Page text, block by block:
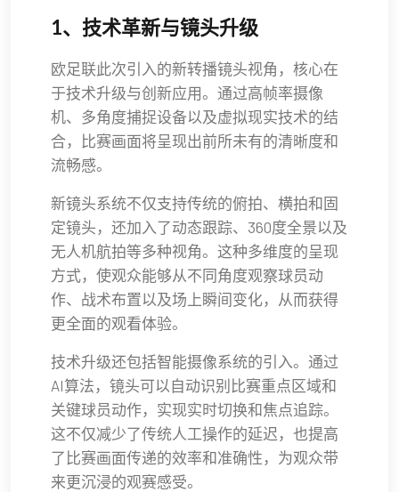
1、技术革新与镜头升级
欧足联此次引入的新转播镜头视角，核心在
于技术升级与创新应用。通过高帧率摄像
机、多角度捕捉设备以及虚拟现实技术的结
合，比赛画面将呈现出前所未有的清晰度和
流畅感。
新镜头系统不仅支持传统的俯拍、横拍和固
定镜头，还加入了动态跟踪、360度全景以及
无人机航拍等多种视角。这种多维度的呈现
方式，使观众能够从不同角度观察球员动
作、战术布置以及场上瞬间变化，从而获得
更全面的观看体验。
技术升级还包括智能摄像系统的引入。通过
AI算法，镜头可以自动识别比赛重点区域和
关键球员动作，实现实时切换和焦点追踪。
这不仅减少了传统人工操作的延迟，也提高
了比赛画面传递的效率和准确性，为观众带
来更沉浸的观赛感受。